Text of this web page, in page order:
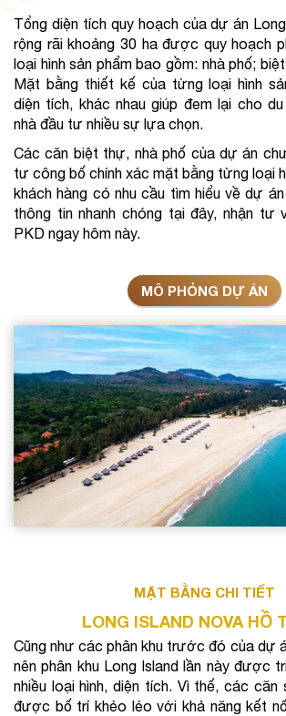
Tổng diện tích quy hoạch của dự án
rộng rãi khoảng 30 ha được quy hoạch
loại hình sản phẩm bao gồm: nhà phố;
Mặt bằng thiết kế của từng loại hình
diện tích, khác nhau giúp đem lại cho
nhà đầu tư nhiều sự lựa chọn.
Các căn biệt thự, nhà phố của dự án
tư công bố chính xác mặt bằng từng loại
khách hàng có nhu cầu tìm hiểu về dự
thông tin nhanh chóng tại đây, nhận
PKD ngay hôm này.
MÔ PHỎNG DỰ ÁN
MẶT BẰNG CHI TIẾT
LONG ISLAND NOVA HỒ
Cũng như các phân khu trước đó của dự
nên phân khu Long Island lần này được
nhiều loại hình, diện tích. Vì thế, các căn
được bố trí khéo léo với khả năng kết